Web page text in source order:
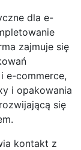
dla e-
zajmuje się
e-commerce,
i opakowania
się
kontakt z